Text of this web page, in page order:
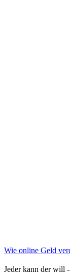
Wie online Geld
Jeder kann der will -